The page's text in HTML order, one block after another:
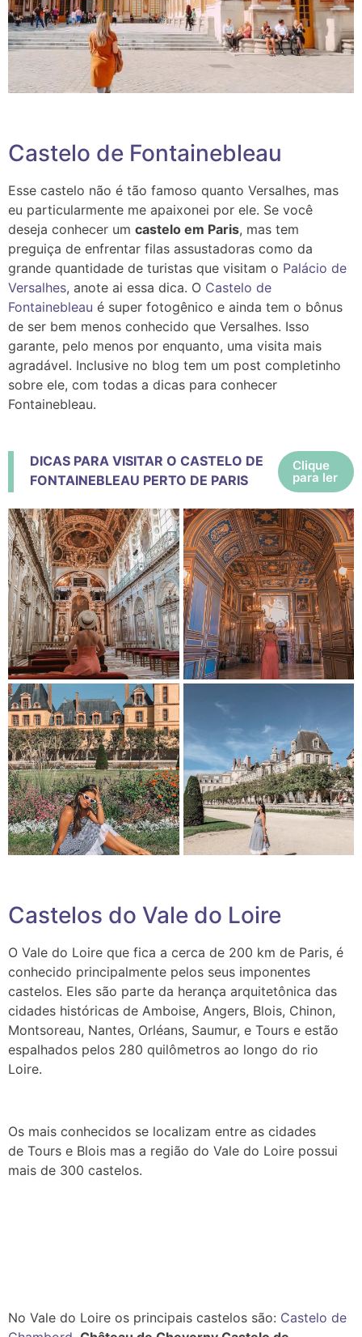
Castelo de Fontainebleau
Esse castelo não é tão famoso quanto Versalhes, mas
eu particularmente me apaixonei por ele. Se você
deseja conhecer um castelo em Paris, mas tem
preguiça de enfrentar filas assustadoras como da
grande quantidade de turistas que visitam o Palácio de
Versalhes, anote ai essa dica. O Castelo de
Fontainebleau é super fotogênico e ainda tem o bônus
de ser bem menos conhecido que Versalhes. Isso
garante, pelo menos por enquanto, uma visita mais
agradável. Inclusive no blog tem um post completinho
sobre ele, com todas a dicas para conhecer
Fontainebleau.
DICAS PARA VISITAR O CASTELO DE
FONTAINEBLEAU PERTO DE PARIS
Clique
para ler
Castelos do Vale do Loire
O Vale do Loire que fica a cerca de 200 km de Paris, é
conhecido principalmente pelos seus imponentes
castelos. Eles são parte da herança arquitetônica das
cidades históricas de Amboise, Angers, Blois, Chinon,
Montsoreau, Nantes, Orléans, Saumur, e Tours e estão
espalhados pelos 280 quilômetros ao longo do rio
Loire.
Os mais conhecidos se localizam entre as cidades
de Tours e Blois mas a região do Vale do Loire possui
mais de 300 castelos.
No Vale do Loire os principais castelos são: Castelo de